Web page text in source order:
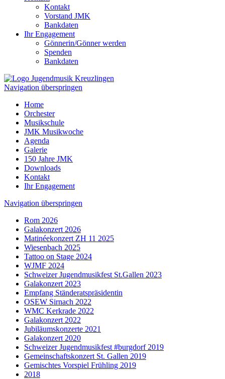
Kontakt
Vorstand JMK
Bankdaten
Ihr Engagement
Gönnerin/Gönner werden
Spenden
Bankdaten
Navigation überspringen
Home
Orchester
Musikschule
JMK Musikwoche
Agenda
Galerie
150 Jahre JMK
Downloads
Kontakt
Ihr Engagement
Navigation überspringen
Rom 2026
Galakonzert 2026
Matinéekonzert ZH 11 2025
Wiesenbach 2025
Tattoo on Stage 2024
WJMF 2024
Schweizer Jugendmusikfest St.Gallen 2023
Galakonzert 2023
Empfang Ständeratspräsidentin
OSEW Sirnach 2022
WMC Kerkrade 2022
Galakonzert 2022
Jubiläumskonzerte 2021
Galakonzert 2020
Schweizer Jugendmusikfest #burgdorf 2019
Gemeinschaftskonzert St. Gallen 2019
Gemischtes Vorspiel Frühling 2019
2018